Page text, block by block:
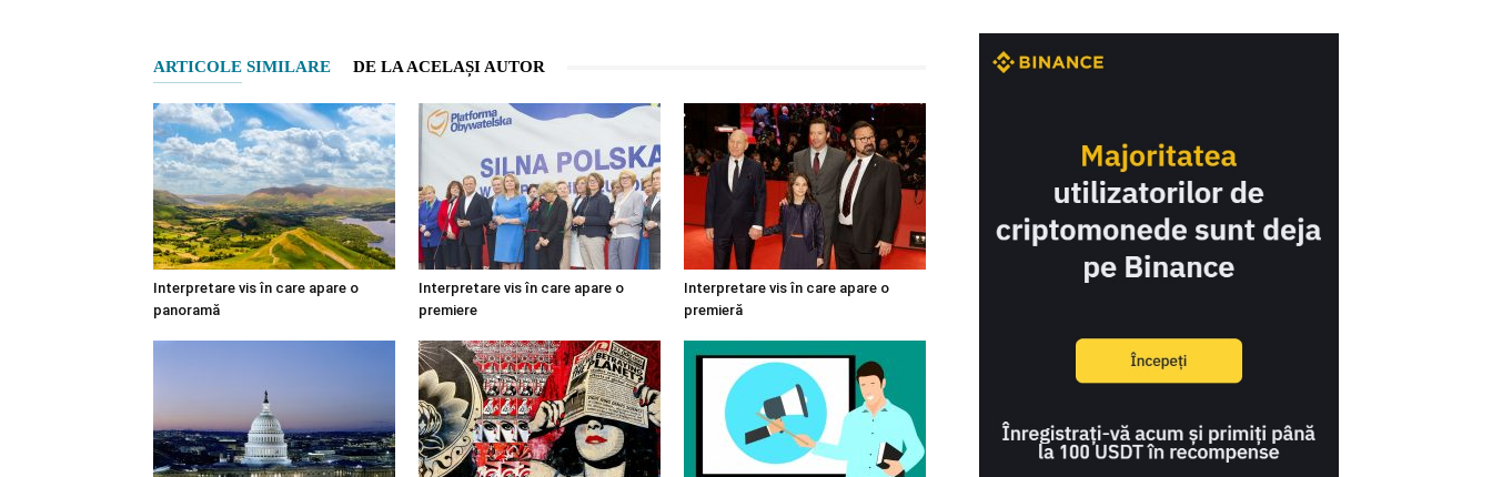
ARTICOLE SIMILARE DE LA ACELAȘI AUTOR
Interpretare vis în care apare o
panoramă
Interpretare vis în care apare o
premiere
Interpretare vis în care apare o
premieră